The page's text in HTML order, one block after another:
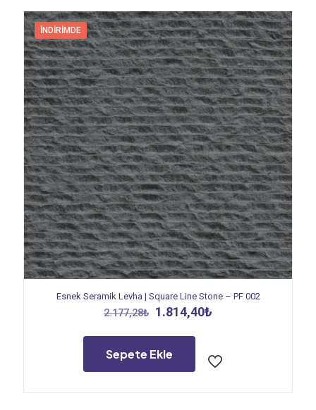
İNDIRIMDE
Esnek Seramik Levha | Square Line Stone – PF 002
2.177,28₺ Orijinal
2.177,28₺.
1.814,40₺
Sepete Ekle